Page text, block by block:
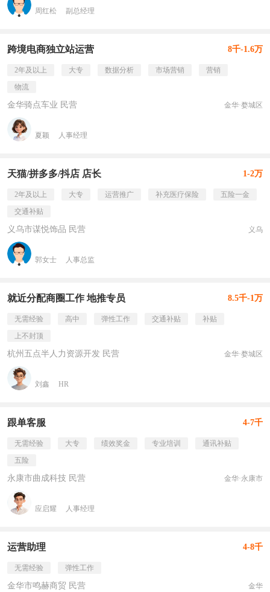
周红松 副总经理
跨境电商独立站运营 8千-1.6万
2年及以上 大专 数据分析 市场营销
营销
物流
金华骑点车业 民营 金华·婺城区
夏颖 人事经理
天猫/拼多多/抖店 店长 1-2万
2年及以上 大专 运营推广 补充医疗保险
五险一金
交通补贴
义乌市谋悦饰品 民营 义乌
郭女士 人事总监
就近分配商圈工作 地推专员 8.5千-1万
无需经验 高中 弹性工作 交通补贴
补贴
上不封顶
杭州五点半人力资源开发 民营 金华·婺城区
刘鑫 HR
跟单客服 4-7千
无需经验 大专 绩效奖金 专业培训
通讯补贴
五险
永康市曲成科技 民营 金华·永康市
应启耀 人事经理
运营助理 4-8千
无需经验 弹性工作
金华市鸣赫商贸 民营 金华